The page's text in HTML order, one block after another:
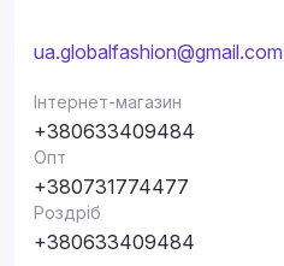
ua.globalfashion@gmail.com
Інтернет-магазин
+380633409484
Опт
+380731774477
Роздріб
+380633409484